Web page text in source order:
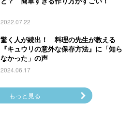
2022.07.22
驚く人が続出！ 料理の先生が教える
『キュウリの意外な保存方法』に「知ら
なかった」の声
2024.06.17
もっと見る